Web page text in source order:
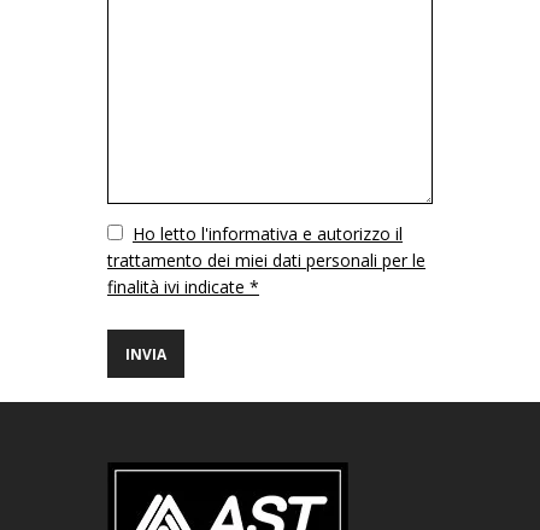
VuotoHo letto l'informativa e autorizzo il
trattamento dei miei dati personali per le
finalità ivi indicate *